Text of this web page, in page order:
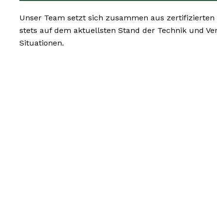
Unser Team setzt sich zusammen aus
stets auf dem aktuellsten Stand der Technik und
Situationen.